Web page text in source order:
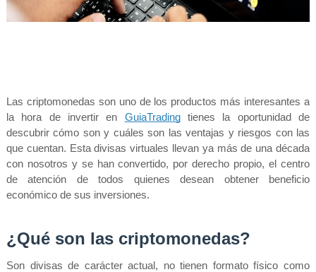
Las criptomonedas son uno de los productos más interesantes a
la hora de invertir en GuiaTrading tienes la oportunidad de
descubrir cómo son y cuáles son las ventajas y riesgos con las
que cuentan. Esta divisas virtuales llevan ya más de una década
con nosotros y se han convertido, por derecho propio, el centro
de atención de todos quienes desean obtener beneficio
económico de sus inversiones.
¿Qué son las criptomonedas?
Son divisas de carácter actual, no tienen formato físico como